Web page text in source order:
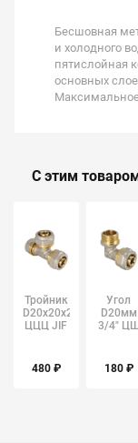
Бесшовная
и холодного
пятислойная
основных
С этим
Тройник
D20х20х20мм
ЦЦЦ JIF
480 ₽
Угол
D20мм
3/4" ЦШ
180 ₽